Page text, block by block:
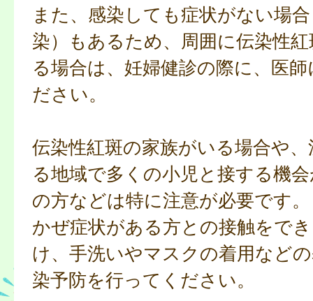
また、感染しても症状がない場
染）もあるため、周囲に伝染性
る場合は、妊婦健診の際に、医
ださい。
伝染性紅斑の家族がいる場合や
る地域で多くの小児と接する機
の方などは特に注意が必要です。
かぜ症状がある方との接触をで
け、手洗いやマスクの着用など
染予防を行ってください。